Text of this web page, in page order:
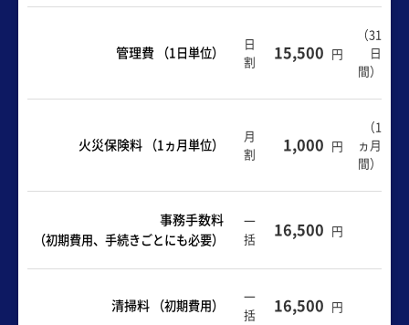
管理費 （1日単位）
日
割
15,500 円
（31
日
間）
火災保険料 （1ヵ月単位）
月
割
1,000 円
（1
ヵ月
間）
事務手数料
（初期費用、手続きごとにも必要）
一
括
16,500 円
清掃料 （初期費用）
一
括
16,500 円